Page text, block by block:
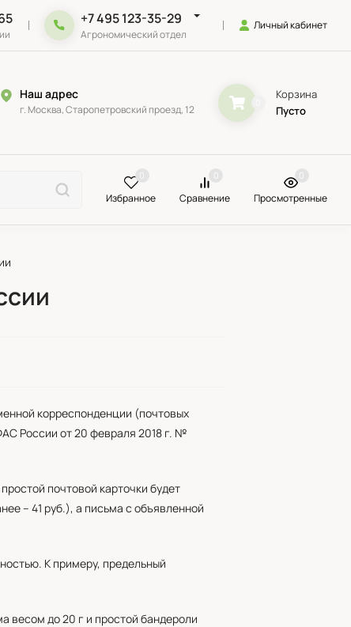
+7 495 123-35-29
Агрономический отдел
Личный кабинет
Наш адрес
г. Москва, Старопетровский проезд, 12
Корзина
Пусто
Избранное
0
Сравнение
0
Просмотренные
0
корреспонденции (почтовых
России от 20 февраля 2018 г. №
почтовой карточки будет
– 41 руб.), а письма с объявленной
К примеру, предельный
весом до 20 г и простой бандероли